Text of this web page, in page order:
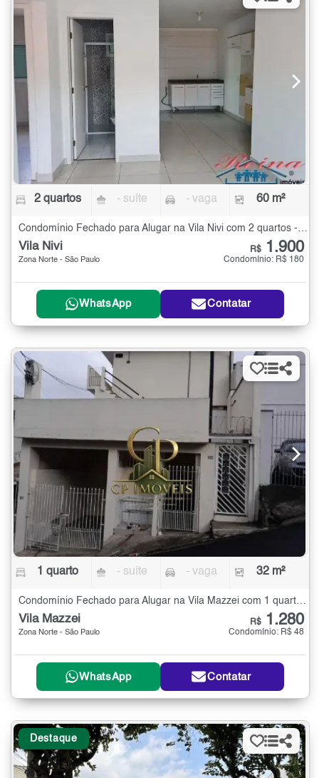
2 quartos - suíte - vaga 60 m²
Vila Nivi
Zona Norte - São Paulo
R$ 1.900
Condomínio: R$ 180
WhatsApp Contatar
1 quarto - suíte - vaga 32 m²
Vila Mazzei
Zona Norte - São Paulo
R$ 1.280
Condomínio: R$ 48
WhatsApp Contatar
Destaque